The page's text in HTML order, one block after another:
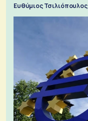
Ευθύμιος Τσιλιόπουλος